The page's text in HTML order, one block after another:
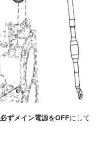
必ずメイン電源をOFFにして